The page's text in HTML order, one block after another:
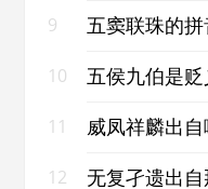
9 五窦联珠的拼
10 五侯九伯是
11 威凤祥麟出自
12 无复孑遗出